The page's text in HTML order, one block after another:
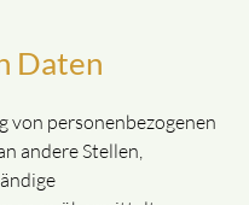
Daten
von personenbezogenen
andere Stellen,